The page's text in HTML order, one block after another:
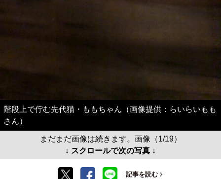
階段上で佇む先代猫・ももちゃん（画像提供：らいらいもも
さん）
まだまだ画像は続きます。画像（1/19）
↓ スクロールで次の写真 ↓
記事を読む